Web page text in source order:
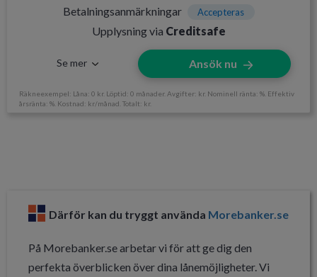
Betalningsanmärkningar Accepteras
Upplysning via Creditsafe
Se mer Ansök nu
Räkneexempel: Låna: 0 kr. Löptid: 0 månader. Avgifter: kr. Nominell ränta: %. Effektiv
årsränta: %. Kostnad: kr/månad. Totalt: kr.
Direktutbetalning Ja, dygnet runt
Krav och avgifter
Därför kan du tryggt använda Morebanker.se
På Morebanker.se arbetar vi för att ge dig den
perfekta överblicken över dina lånemöjligheter. Vi